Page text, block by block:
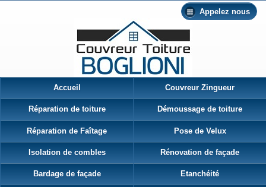
Appelez nous
Accueil Couvreur Zingueur
Réparation de toiture Démoussage de toiture
Réparation de Faîtage Pose de Velux
Isolation de combles Rénovation de façade
Bardage de façade Etanchéité